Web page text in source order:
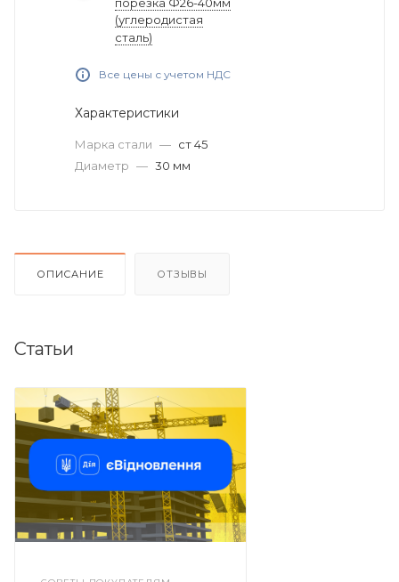
(углеродистая
сталь)
Все цены с учетом НДС
Характеристики
Марка стали — ст 45
Диаметр — 30 мм
ОПИСАНИЕ ОТЗЫВЫ
Статьи